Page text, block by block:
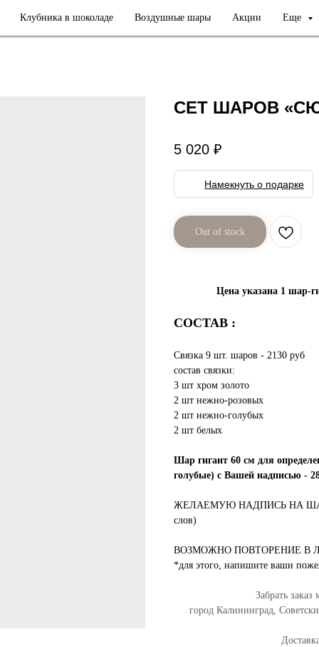
Клубника в шоколаде Воздушные шары Акции Еще
СЕТ ШАРОВ
5 020 ₽
Намекнуть о подарке
Out of stock
Цена указана 1 шар-
СОСТАВ :
Связка 9 шт. шаров - 2130 руб
состав связки:
3 шт хром золото
2 шт нежно-розовых
2 шт нежно-голубых
2 шт белых
Шар гигант 60 см для
голубые) с Вашей надписью -
ЖЕЛАЕМУЮ НАДПИСЬ НА
слов)
ВОЗМОЖНО ПОВТОРЕНИЕ В
*для этого, напишите ваши
Забрать
город Калининград,